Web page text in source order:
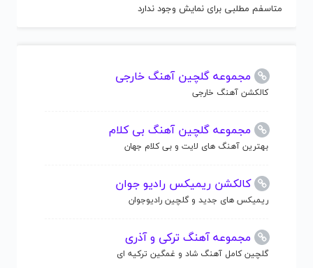
متاسفم مطلبی برای نمایش وجود ندارد
مجموعه گلچین آهنگ خارجی
کالکشن آهنگ خارجی
مجموعه گلچین آهنگ بی کلام
بهترین آهنگ های لایت و بی کلام جهان
کالکشن ریمیکس رادیو جوان
ریمیکس های جدید و گلچین رادیوجوان
مجموعه آهنگ ترکی و آذری
گلچین کامل آهنگ شاد و غمگین ترکیه ای